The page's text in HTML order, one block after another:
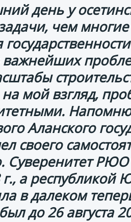
день у
чем
важнейших
на мой взгляд,
Напомню
Аланского
своего
Суверенитет
г., а республикой
в далеком
до 26 августа